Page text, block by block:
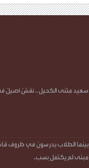
b
o
سعيد مثنى الكحيل .. نقشٌ أصيلٌ
بينما الطلاب يدرسون في ظروف
مبنى لم يكتمل بسب..